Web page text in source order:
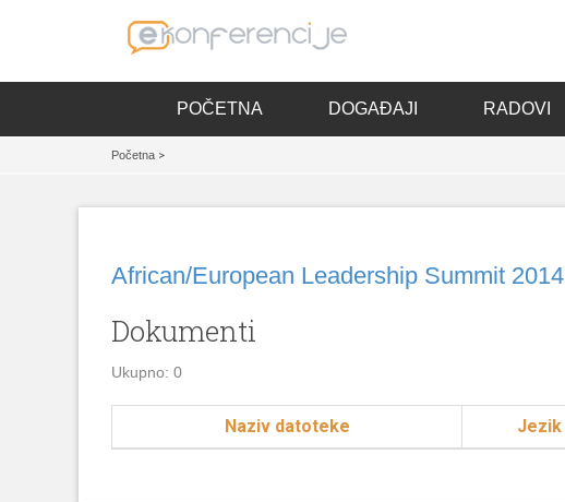
POČETNA DOGAĐAJI RADOVI
Početna >
African/European Leadership Summit 2014
Dokumenti
Ukupno: 0
Naziv datoteke Jezik